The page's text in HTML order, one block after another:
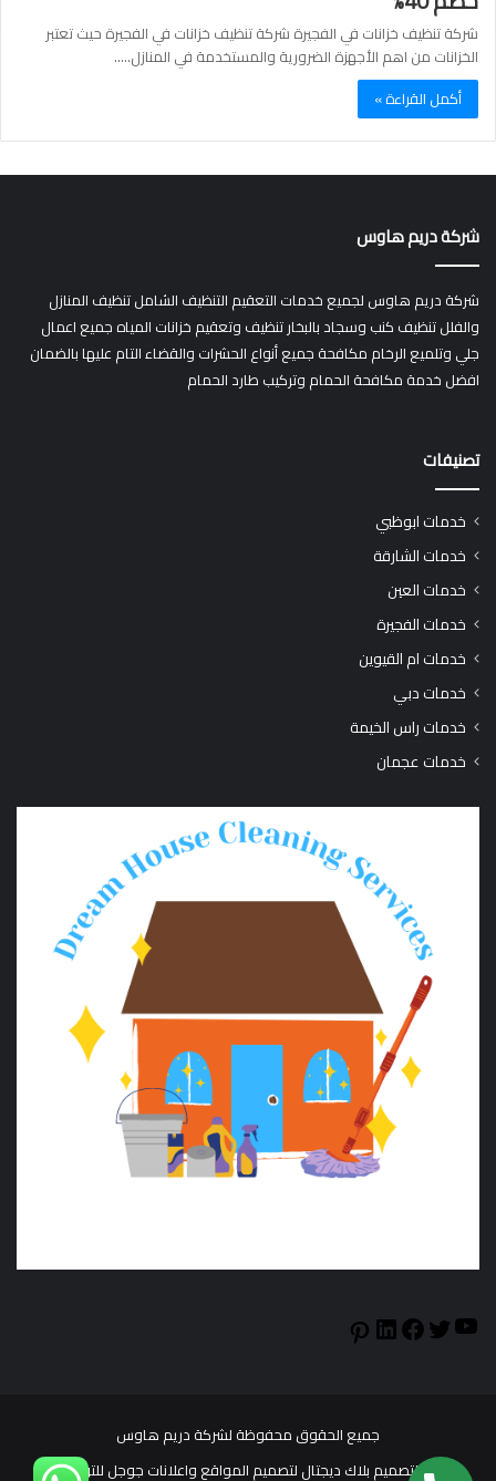
شركة تنظيف خزانات في الفجيرة شركة تنظيف خزانات في الفجيرة حيث تعتبر
الخزانات من اهم الأجهزة الضرورية والمستخدمة في المنازل..…
أكمل القراءة »
شركة دريم هاوس
شركة دريم هاوس لجميع خدمات التعقيم التنظيف الشامل تنظيف المنازل
والفلل تنظيف كنب وسجاد بالبخار تنظيف وتعقيم خزانات المياه جميع اعمال
جلي وتلميع الرخام مكافحة جميع أنواع الحشرات والقضاء التام عليها بالضمان
افضل خدمة مكافحة الحمام وتركيب طارد الحمام
تصنيفات
خدمات ابوظبي
خدمات الشارقة
خدمات العين
خدمات الفجيرة
خدمات ام القيوين
خدمات دبي
خدمات راس الخيمة
خدمات عجمان
YouTube
Twitter
Facebook
LinkedIn
جميع الحقوق محفوظة لشركة دريم هاوس
تم التصميم بلاك ديجتال لتصميم المواقع واعلانات جوجل للتواصل